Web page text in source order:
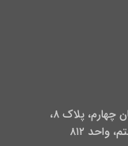
تهران، نیاوران، سه راه اقدسیه، تنگستان چهارم، پلاک ۸،